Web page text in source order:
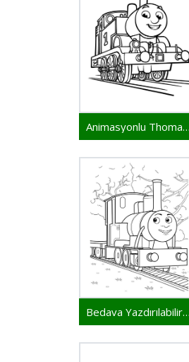
Animasyonlu Thomas ve Arkadaşları
Bedava Yazdırılabilir Thomas ve Arkadaşları